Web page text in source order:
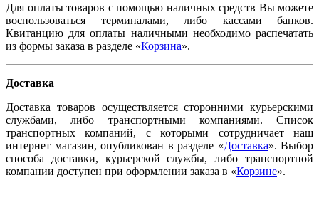
Для оплаты товаров с помощью наличных средств Вы можете
воспользоваться терминалами, либо кассами банков.
Квитанцию для оплаты наличными необходимо распечатать
из формы заказа в разделе «Корзина».
Доставка
Доставка товаров осуществляется сторонними курьерскими
службами, либо транспортными компаниями. Список
транспортных компаний, с которыми сотрудничает наш
интернет магазин, опубликован в разделе «Доставка». Выбор
способа доставки, курьерской службы, либо транспортной
компании доступен при оформлении заказа в «Корзине».